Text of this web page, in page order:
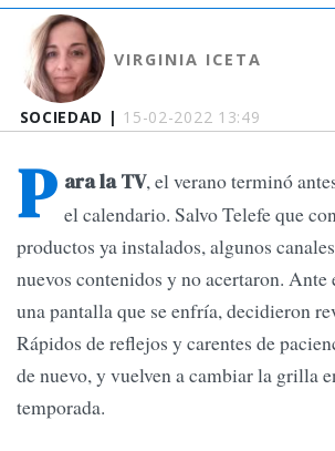
SOCIEDAD | 15-02-2022 13:49
VIRGINIA ICETA
P ara la TV, el verano terminó
el calendario. Salvo Telefe que
productos ya instalados, algunos
nuevos contenidos y no acertaron. Ante
una pantalla que se enfría, decidieron
Rápidos de reflejos y carentes de
de nuevo, y vuelven a cambiar la grilla
temporada.